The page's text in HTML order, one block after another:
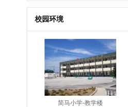
校园环境
简马小学-教学楼